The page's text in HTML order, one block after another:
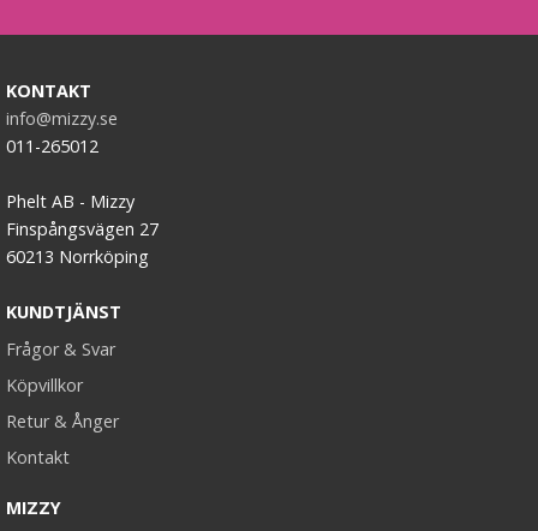
KONTAKT
info@mizzy.se
011-265012
Phelt AB - Mizzy
Finspångsvägen 27
60213 Norrköping
KUNDTJÄNST
Frågor & Svar
Köpvillkor
Retur & Ånger
Kontakt
MIZZY